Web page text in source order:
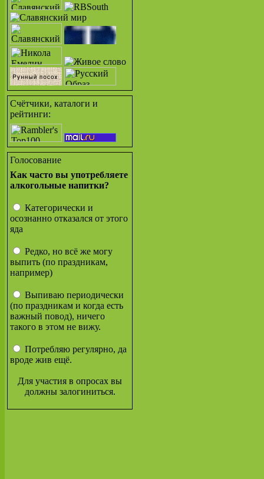
Счётчики, каталоги и
рейтинги:
Голосование
Как часто вы употребляете
алкогольные напитки?
Категорически и
осознанно отказался от этого
яда
Редко, но всё же могу
выпить (по праздникам,
например)
Выпиваю периодически
(по праздникам и когда есть
важный повод), ничего
такого в этом не вижу.
Потребляю регулярно, да
вроде жив ещё.
Для участия в опросах вы
должны залогиниться.